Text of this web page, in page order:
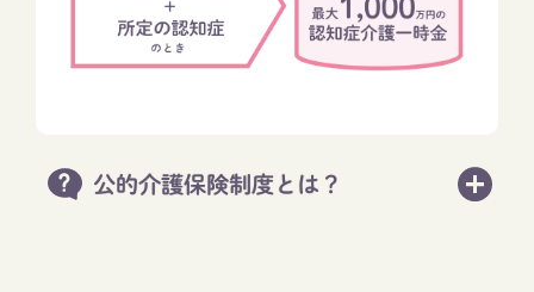
公的介護保険制度とは？